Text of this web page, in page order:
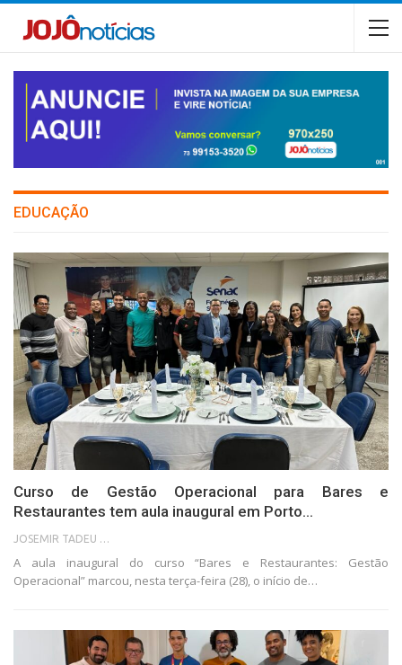
EDUCAÇÃO
Curso de Gestão Operacional para Bares e
Restaurantes tem aula inaugural em Porto…
A aula inaugural do curso “Bares e Restaurantes: Gestão
Operacional” marcou, nesta terça-feira (28), o início de…